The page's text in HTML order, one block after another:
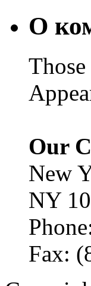
О
Our
New
NY
Fax: